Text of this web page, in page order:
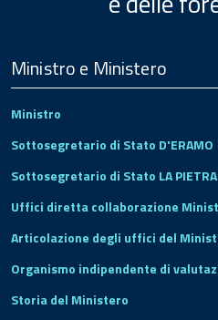
Footer
Ministro e Ministero
Ministro
Sottosegretario di Stato D'ERAMO
Sottosegretario di Stato LA PIETRA
Uffici diretta collaborazione
Articolazione degli uffici del
Organismo indipendente di
Storia del Ministero